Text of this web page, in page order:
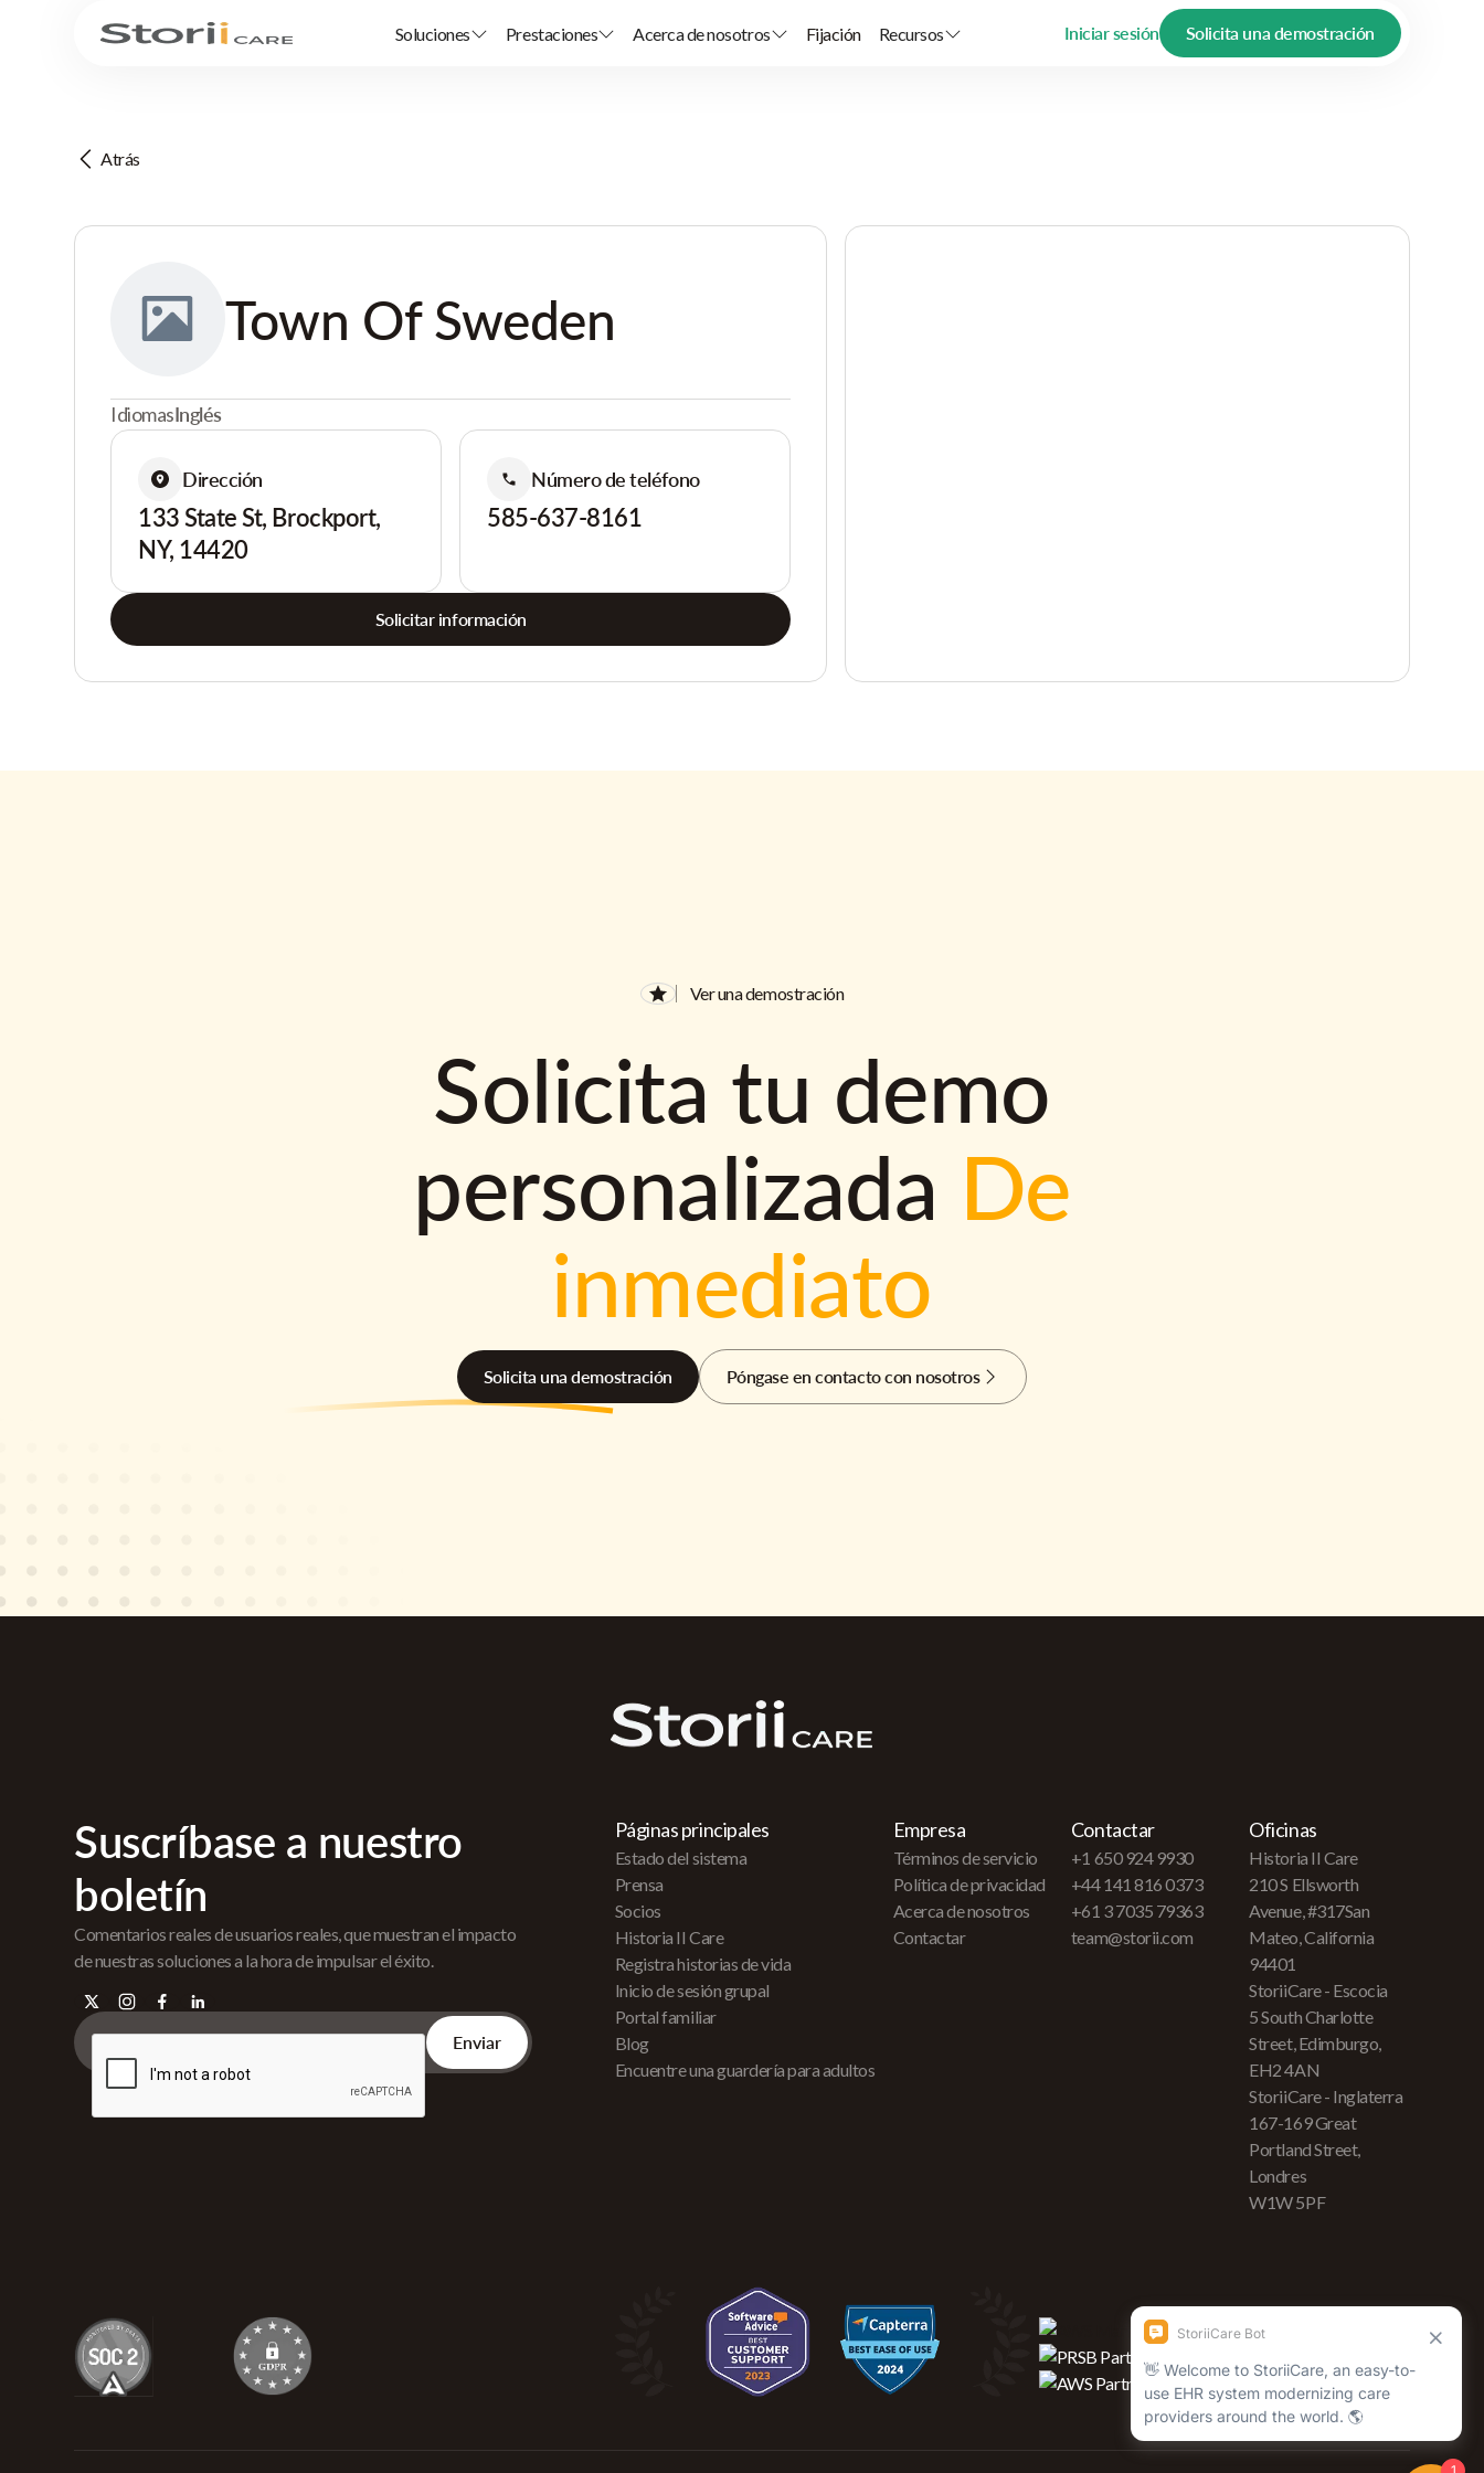
Soluciones Prestaciones Acerca de nosotros Fijación Recursos Iniciar sesión Solicita una demostración
Atrás
Town Of Sweden
IdiomasInglés
Dirección
133 State St, Brockport,
NY, 14420
Número de teléfono
585-637-8161
Solicitar información
Ver una demostración
Solicita tu demo
personalizada De
inmediato
Solicita una demostración Póngase en contacto con nosotros
Suscríbase a nuestro
boletín
Comentarios reales de usuarios reales, que muestran el impacto
de nuestras soluciones a la hora de impulsar el éxito.
Páginas principales
Estado del sistema
Prensa
Socios
Historia II Care
Registra historias de vida
Inicio de sesión grupal
Portal familiar
Blog
Encuentre una guardería para adultos
Empresa
Términos de servicio
Política de privacidad
Acerca de nosotros
Contactar
Contactar
+1 650 924 9930
+44 141 816 0373
+61 3 7035 79363
team@storii.com
Oficinas
Historia II Care
210 S Ellsworth
Avenue, #317San
Mateo, California
94401
StoriiCare - Escocia
5 South Charlotte
Street, Edimburgo,
EH2 4AN
StoriiCare - Inglaterra
167-169 Great
Portland Street,
Londres
W1W 5PF